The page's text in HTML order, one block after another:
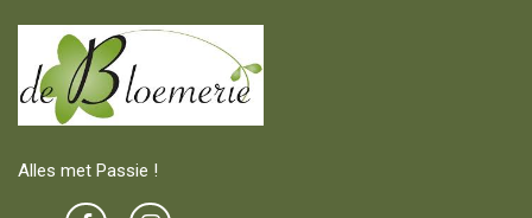
Alles met Passie !